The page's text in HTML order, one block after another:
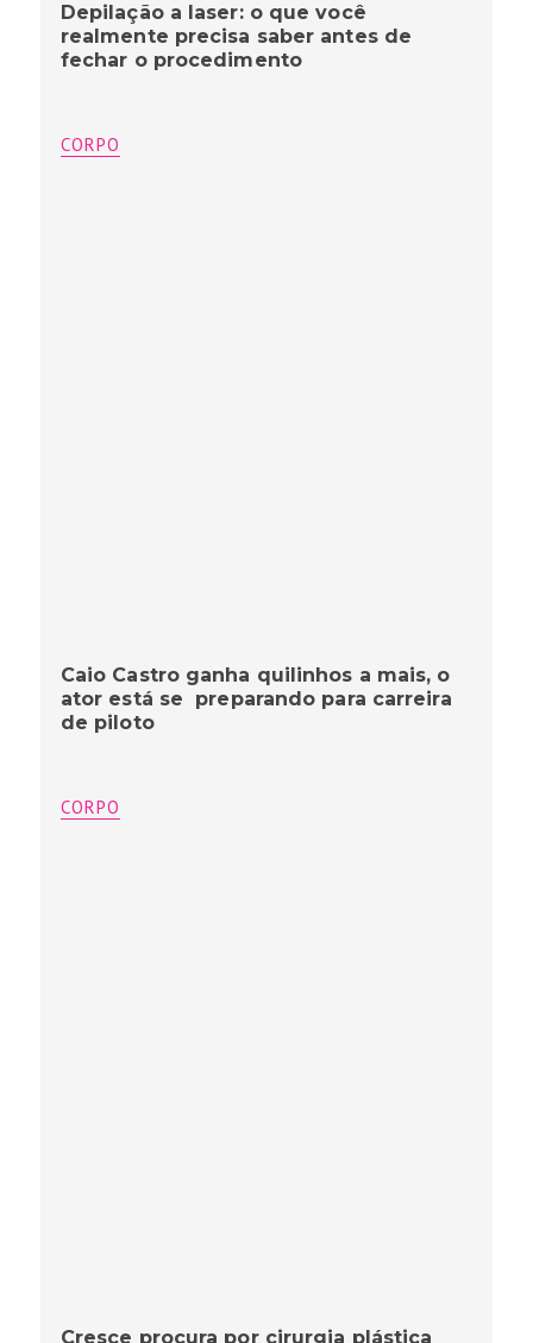
Depilação a laser: o que você
realmente precisa saber antes de
fechar o procedimento
CORPO
Caio Castro ganha quilinhos a mais, o
ator está se preparando para carreira
de piloto
CORPO
Cresce procura por cirurgia plástica